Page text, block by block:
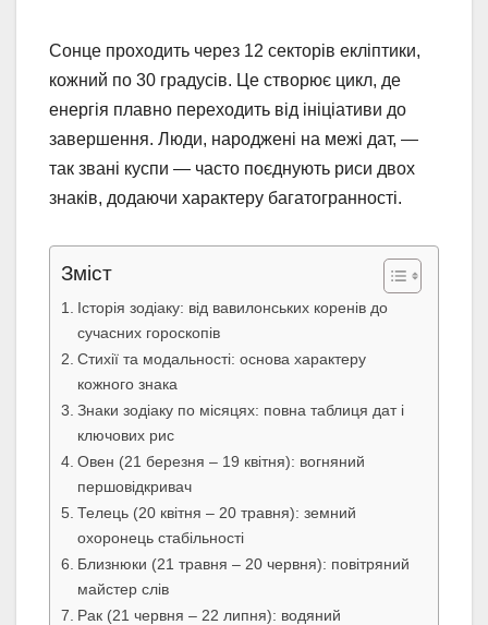
Сонце проходить через 12 секторів екліптики,
кожний по 30 градусів. Це створює цикл, де
енергія плавно переходить від ініціативи до
завершення. Люди, народжені на межі дат, —
так звані куспи — часто поєднують риси двох
знаків, додаючи характеру багатогранності.
Зміст
Історія зодіаку: від вавилонських коренів до
сучасних гороскопів
Стихії та модальності: основа характеру
кожного знака
Знаки зодіаку по місяцях: повна таблиця дат і
ключових рис
Овен (21 березня – 19 квітня): вогняний
першовідкривач
Телець (20 квітня – 20 травня): земний
охоронець стабільності
Близнюки (21 травня – 20 червня): повітряний
майстер слів
Рак (21 червня – 22 липня): водяний